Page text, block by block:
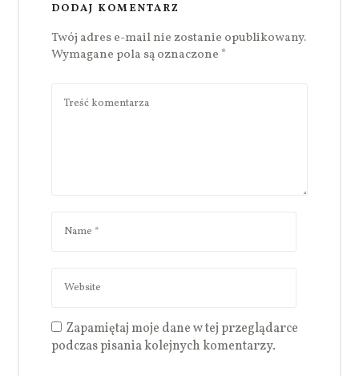
DODAJ KOMENTARZ
Twój adres e-mail nie zostanie opublikowany.
Wymagane pola są oznaczone *
Zapamiętaj moje dane w tej przeglądarce
podczas pisania kolejnych komentarzy.